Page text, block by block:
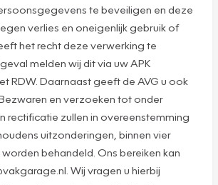
te beveiligen en deze
verlies en oneigenlijk gebruik of
het recht deze verwerking te
melden wij dit via uw APK
RDW. Daarnaast geeft de AVG u ook
en verzoeken tot onder
rectificatie zullen in overeenstemming
uitzonderingen, binnen vier
behandeld. Ons bereiken kan
Wij vragen u hierbij